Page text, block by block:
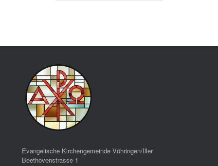
Evangelische Kirchengemeinde Vöhringen/Iller
Beethovenstrasse 1